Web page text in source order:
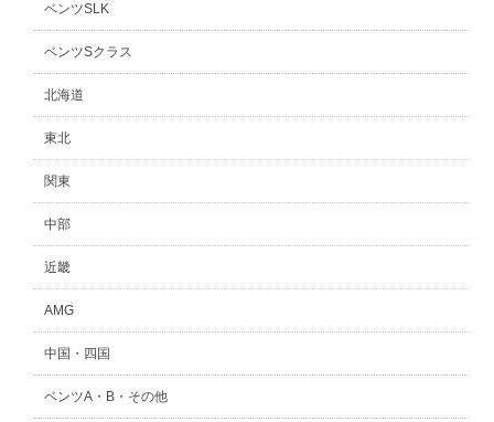
ベンツSLK
ベンツSクラス
北海道
東北
関東
中部
近畿
AMG
中国・四国
ベンツA・B・その他